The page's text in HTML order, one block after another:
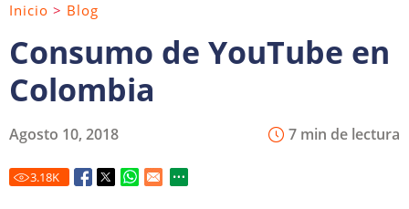
Consumo de YouTube en
Colombia
Inicio > Blog
7 min de lectura
Agosto 10, 2018
3.18K